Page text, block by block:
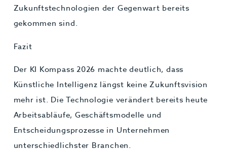
Zukunftstechnologien der Gegenwart bereits
gekommen sind.
Fazit
Der KI Kompass 2026 machte deutlich, dass
Künstliche Intelligenz längst keine Zukunftsvision
mehr ist. Die Technologie verändert bereits heute
Arbeitsabläufe, Geschäftsmodelle und
Entscheidungsprozesse in Unternehmen
unterschiedlichster Branchen.